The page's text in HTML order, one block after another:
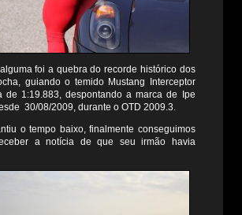
foi a quebra do recorde histórico dos
guiando o temido Mustang Interceptor
1:19.883, despontando a marca de Ipe
30/08/2009, durante o OTD 2009.3.
o tempo baixo, finalmente conseguimos
a notícia de que seu irmão havia